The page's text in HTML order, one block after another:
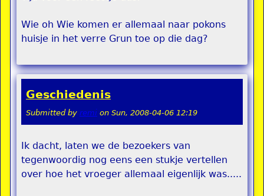
Wie oh Wie komen er allemaal naar pokons
huisje in het verre Grun toe op die dag?
Geschiedenis
Submitted by remi on Sun, 2008-04-06 12:19
Ik dacht, laten we de bezoekers van
tegenwoordig nog eens een stukje vertellen
over hoe het vroeger allemaal eigenlijk was.....